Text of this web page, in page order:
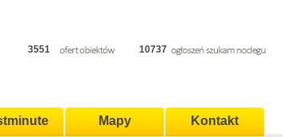
3551 10737
Mapy Kontakt